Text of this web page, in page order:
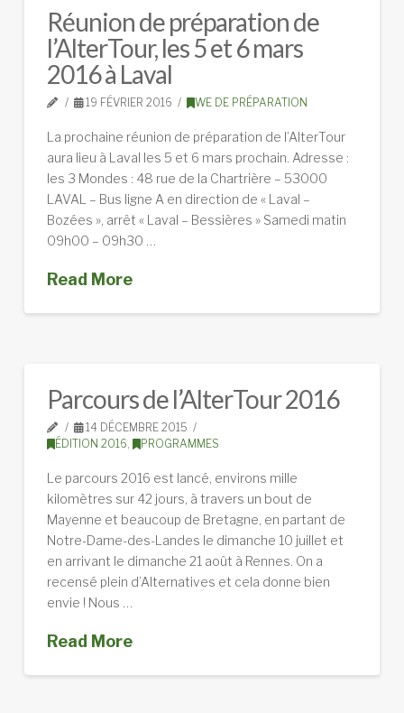
Réunion de préparation de
l’AlterTour, les 5 et 6 mars
2016 à Laval
19 FÉVRIER 2016 WE DE PRÉPARATION
La prochaine réunion de préparation de l’AlterTour
aura lieu à Laval les 5 et 6 mars prochain. Adresse :
les 3 Mondes : 48 rue de la Chartrière – 53000
LAVAL – Bus ligne A en direction de « Laval –
Bozées », arrêt « Laval – Bessières » Samedi matin
09h00 – 09h30 …
Read More
Parcours de l’AlterTour 2016
14 DÉCEMBRE 2015
ÉDITION 2016
PROGRAMMES
Le parcours 2016 est lancé, environs mille
kilomètres sur 42 jours, à travers un bout de
Mayenne et beaucoup de Bretagne, en partant de
Notre-Dame-des-Landes le dimanche 10 juillet et
en arrivant le dimanche 21 août à Rennes. On a
recensé plein d’Alternatives et cela donne bien
envie ! Nous …
Read More